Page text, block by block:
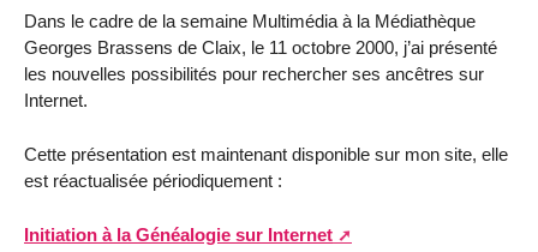
Dans le cadre de la semaine Multimédia à la Médiathèque
Georges Brassens de Claix, le 11 octobre 2000, j’ai présenté
les nouvelles possibilités pour rechercher ses ancêtres sur
Internet.
Cette présentation est maintenant disponible sur mon site, elle
est réactualisée périodiquement :
Initiation à la Généalogie sur Internet